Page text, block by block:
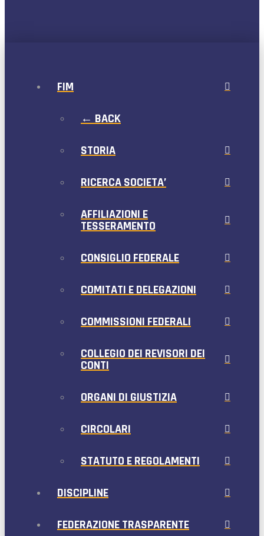
FIM
← BACK
STORIA
RICERCA SOCIETA’
AFFILIAZIONI E
TESSERAMENTO
CONSIGLIO FEDERALE
COMITATI E DELEGAZIONI
COMMISSIONI FEDERALI
COLLEGIO DEI REVISORI DEI
CONTI
ORGANI DI GIUSTIZIA
CIRCOLARI
STATUTO E REGOLAMENTI
DISCIPLINE
FEDERAZIONE TRASPARENTE